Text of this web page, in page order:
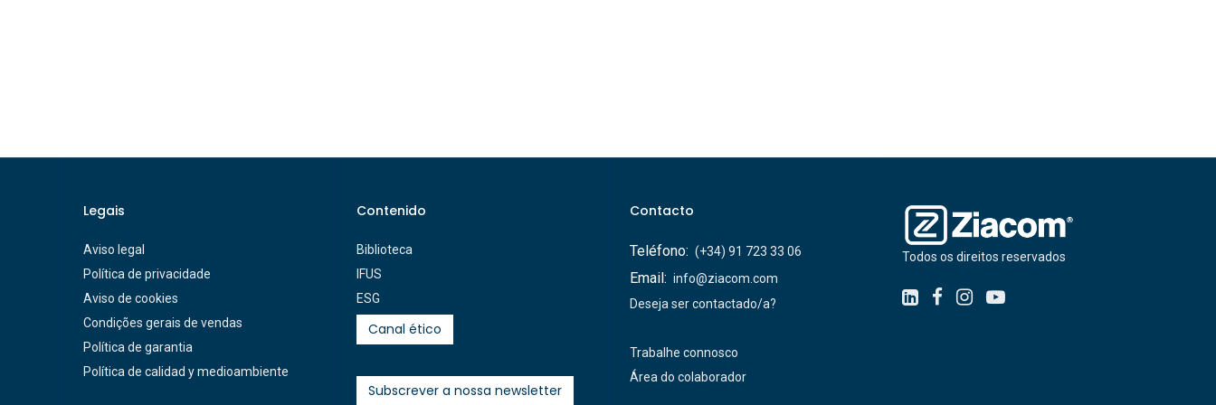
Legais
Aviso legal
Política de privacidade
Aviso de cookies
Condições gerais de vendas
Política de garantia
Política de calidad y medioambiente
Contenido
Biblioteca
IFUS
ESG
Canal ético
Subscrever a nossa newsletter
Contacto
Teléfono: (+34) 91 723 33 06
Email: info@ziacom.com
Deseja ser contactado/a?
Trabalhe connosco
Área do colaborador
Todos os direitos reservados